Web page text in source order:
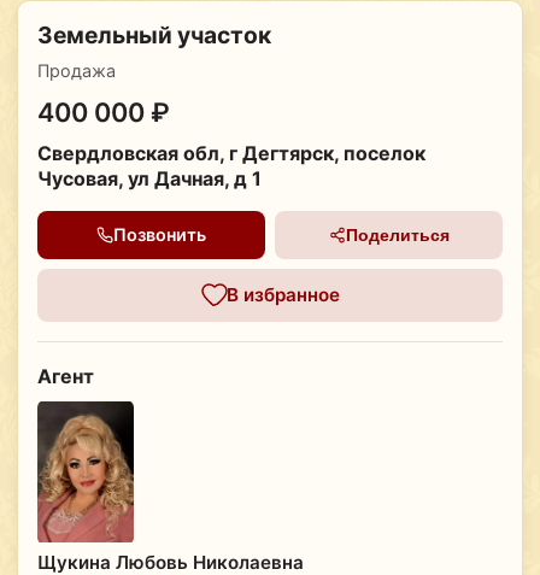
Земельный участок
Продажа
400 000 ₽
Свердловская обл, г Дегтярск, поселок
Чусовая, ул Дачная, д 1
Позвонить Поделиться
В избранное
Агент
Щукина Любовь Николаевна